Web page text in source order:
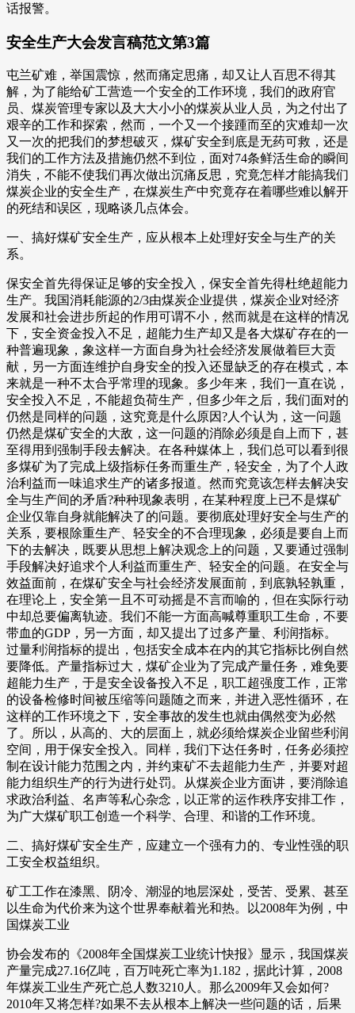
话报警。
安全生产大会发言稿范文第3篇
屯兰矿难，举国震惊，然而痛定思痛，却又让人百思不得其
解，为了能给矿工营造一个安全的工作环境，我们的政府官
员、煤炭管理专家以及大大小小的煤炭从业人员，为之付出了
艰辛的工作和探索，然而，一个又一个接踵而至的灾难却一次
又一次的把我们的梦想破灭，煤矿安全到底是无药可救，还是
我们的工作方法及措施仍然不到位，面对74条鲜活生命的瞬间
消失，不能不使我们再次做出沉痛反思，究竟怎样才能搞我们
煤炭企业的安全生产，在煤炭生产中究竟存在着哪些难以解开
的死结和误区，现略谈几点体会。
一、搞好煤矿安全生产，应从根本上处理好安全与生产的关
系。
保安全首先得保证足够的安全投入，保安全首先得杜绝超能力
生产。我国消耗能源的2/3由煤炭企业提供，煤炭企业对经济
发展和社会进步所起的作用可谓不小，然而就是在这样的情况
下，安全资金投入不足，超能力生产却又是各大煤矿存在的一
种普遍现象，象这样一方面自身为社会经济发展做着巨大贡
献，另一方面连维护自身安全的投入还显缺乏的存在模式，本
来就是一种不太合乎常理的现象。多少年来，我们一直在说，
安全投入不足，不能超负荷生产，但多少年之后，我们面对的
仍然是同样的问题，这究竟是什么原因?人个认为，这一问题
仍然是煤矿安全的大敌，这一问题的消除必须是自上而下，甚
至得用到强制手段去解决。在各种媒体上，我们总可以看到很
多煤矿为了完成上级指标任务而重生产，轻安全，为了个人政
治利益而一味追求生产的诸多报道。然而究竟该怎样去解决安
全与生产间的矛盾?种种现象表明，在某种程度上已不是煤矿
企业仅靠自身就能解决了的问题。要彻底处理好安全与生产的
关系，要根除重生产、轻安全的不合理现象，必须是要自上而
下的去解决，既要从思想上解决观念上的问题，又要通过强制
手段解决好追求个人利益而重生产、轻安全的问题。在安全与
效益面前，在煤矿安全与社会经济发展面前，到底孰轻孰重，
在理论上，安全第一且不可动摇是不言而喻的，但在实际行动
中却总要偏离轨迹。我们不能一方面高喊尊重职工生命，不要
带血的GDP，另一方面，却又提出了过多产量、利润指标。
过量利润指标的提出，包括安全成本在内的其它指标比例自然
要降低。产量指标过大，煤矿企业为了完成产量任务，难免要
超能力生产，于是安全设备投入不足，职工超强度工作，正常
的设备检修时间被压缩等问题随之而来，并进入恶性循环，在
这样的工作环境之下，安全事故的发生也就由偶然变为必然
了。所以，从高的、大的层面上，就必须给煤炭企业留些利润
空间，用于保安全投入。同样，我们下达任务时，任务必须控
制在设计能力范围之内，并约束矿不去超能力生产，并要对超
能力组织生产的行为进行处罚。从煤炭企业方面讲，要消除追
求政治利益、名声等私心杂念，以正常的运作秩序安排工作，
为广大煤矿职工创造一个科学、合理、和谐的工作环境。
二、搞好煤矿安全生产，应建立一个强有力的、专业性强的职
工安全权益组织。
矿工工作在漆黑、阴冷、潮湿的地层深处，受苦、受累、甚至
以生命为代价来为这个世界奉献着光和热。以2008年为例，中
国煤炭工业
协会发布的《2008年全国煤炭工业统计快报》显示，我国煤炭
产量完成27.16亿吨，百万吨死亡率为1.182，据此计算，2008
年煤炭工业生产死亡总人数3210人。那么2009年又会如何?
2010年又将怎样?如果不去从根本上解决一些问题的话，后果